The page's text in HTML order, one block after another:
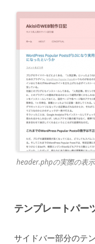
header.phpの実際の表示
テンプレートパ
サイドバー部分のテ